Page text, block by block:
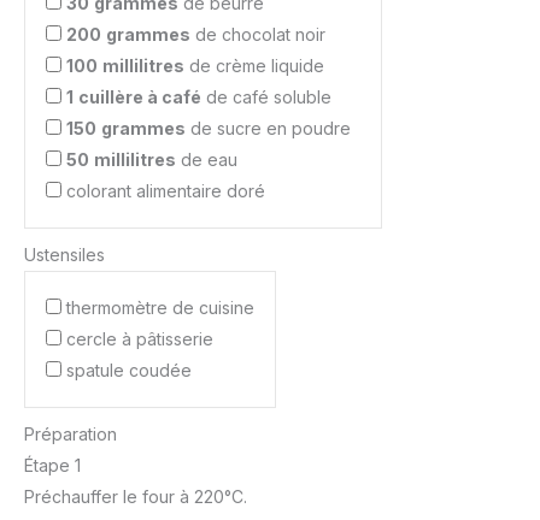
200 grammes de chocolat noir
100 millilitres de crème liquide
1 cuillère à café de café soluble
150 grammes de sucre en poudre
50 millilitres de eau
colorant alimentaire doré
Ustensiles
thermomètre de cuisine
cercle à pâtisserie
spatule coudée
Préparation
Étape 1
Préchauffer le four à 220°C.